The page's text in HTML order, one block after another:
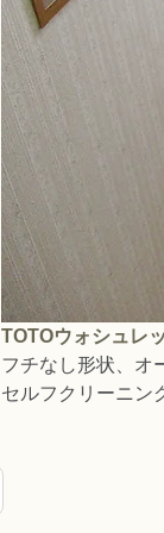
TOTOウォシュレ
フチなし形状、オ
セルフクリーニン